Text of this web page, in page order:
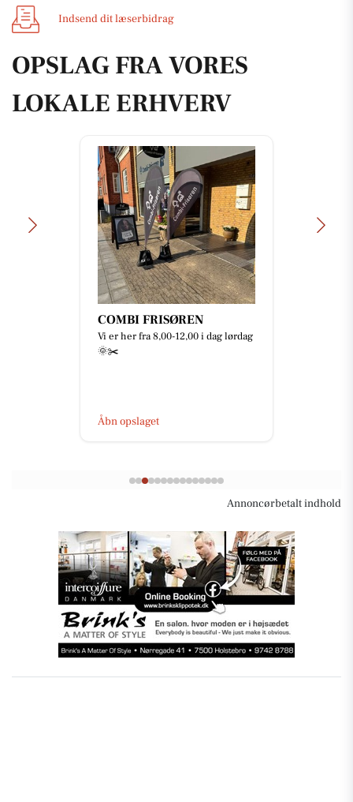
Indsend dit læserbidrag
OPSLAG FRA VORES
LOKALE ERHVERV
COMBI FRISØREN
Vi er her fra 8,00-12,00 i dag lørdag
🌞✂️
Åbn opslaget
Annoncørbetalt indhold